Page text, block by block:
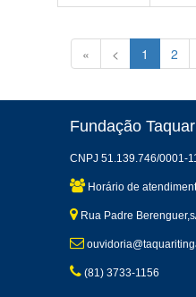
« < 1 2
Fundação
CNPJ 51.139.746/0001-
Horário de
Rua Padre
(81) 3733-1156